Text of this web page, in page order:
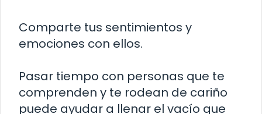
Comparte tus sentimientos y
emociones con ellos.
Pasar tiempo con personas que te
comprenden y te rodean de cariño
puede ayudar a llenar el vacío que